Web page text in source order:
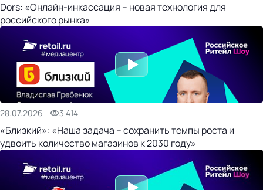
Dors: «Онлайн-инкассация – новая технология для
российского рынка»
28.07.2026 3 414
«Близкий»: «Наша задача – сохранить темпы роста и
удвоить количество магазинов к 2030 году»